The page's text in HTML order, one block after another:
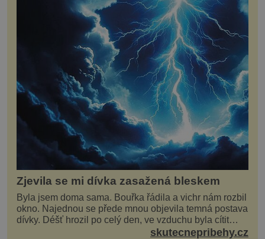
Zjevila se mi dívka zasažená bleskem
Byla jsem doma sama. Bouřka řádila a vichr nám rozbil
okno. Najednou se přede mnou objevila temná postava
dívky. Déšť hrozil po celý den, ve vzduchu byla cítit
bouřka. Do topolů před domem se opřel ví...skutecnepribehy.cz